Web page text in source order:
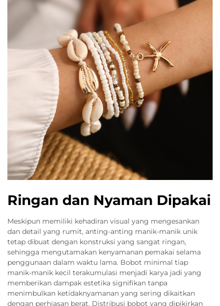
Ringan dan Nyaman Dipakai
Meskipun memiliki kehadiran visual yang mengesankan
dan detail yang rumit, anting-anting manik-manik unik
tetap dibuat dengan konstruksi yang sangat ringan,
sehingga mengutamakan kenyamanan pemakai selama
penggunaan dalam waktu lama. Bobot minimal tiap
manik-manik kecil terakumulasi menjadi karya jadi yang
memberikan dampak estetika signifikan tanpa
menimbulkan ketidaknyamanan yang sering dikaitkan
dengan perhiasan berat. Distribusi bobot yang dipikirkan